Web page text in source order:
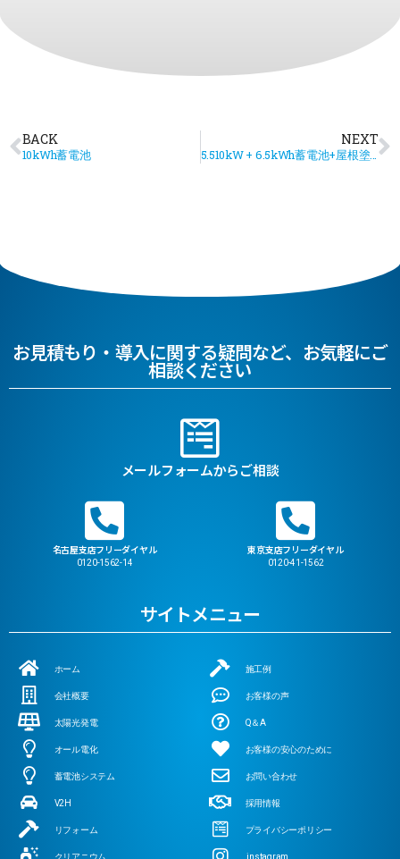
BACK
10kWh蓄電池
NEXT
5.510kW + 6.5kWh蓄電池+屋根塗装工事
お見積もり・導入に関する疑問など、お気軽にご
相談ください
メールフォームからご相談
名古屋支店フリーダイヤル
0120-1562-14
東京支店フリーダイヤル
0120-41-1562
サイトメニュー
ホーム
会社概要
太陽光発電
オール電化
蓄電池システム
V2H
リフォーム
クリアニウム
施工例
お客様の声
Q＆A
お客様の安心のために
お問い合わせ
採用情報
プライバシーポリシー
instagram